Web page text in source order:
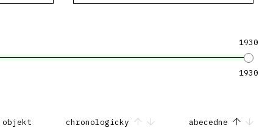
1930
1930
objekt chronologicky abecedne